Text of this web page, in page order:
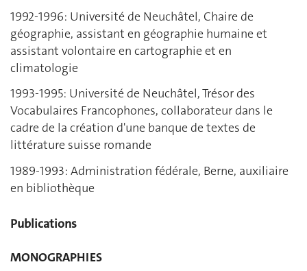
1992-1996: Université de Neuchâtel, Chaire de
géographie, assistant en géographie humaine et
assistant volontaire en cartographie et en
climatologie
1993-1995: Université de Neuchâtel, Trésor des
Vocabulaires Francophones, collaborateur dans le
cadre de la création d'une banque de textes de
littérature suisse romande
1989-1993: Administration fédérale, Berne, auxiliaire
en bibliothèque
Publications
MONOGRAPHIES